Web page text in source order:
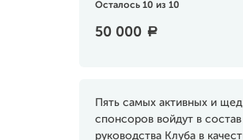
Осталось 10 из 10
50 000 a
Пять самых активных и
спонсоров войдут в состав
руководства Клуба в